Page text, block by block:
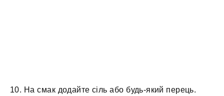
10. На смак додайте сіль або будь-який перець.